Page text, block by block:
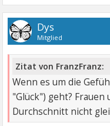
Dys
Mitglied
Zitat von FranzFranz:
Wenn es um die
"Glück") geht?
Durchschnitt nicht